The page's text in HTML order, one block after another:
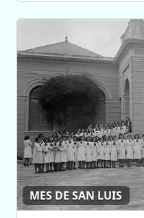
MES DE SAN LUIS